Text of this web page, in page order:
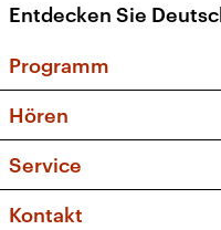
Entdecken Sie
Programm
Sendungen und
Musikliste
Kakadu – Das
Hören
Frequenzen
Service
FAQ
Kontakt